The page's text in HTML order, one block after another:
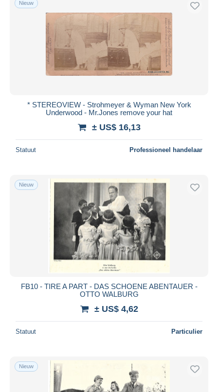
Gratis levering
Betaalmiddelen
Bankoverschrijving
Visa
iDeal
Woonplaats van de verkoper
Toepassen
Nieuw
* STEREOVIEW - Strohmeyer & Wyman New York
Underwood - Mr.Jones remove your hat
± US$ 16,13
Statuut Professioneel handelaar
Nieuw
FB10 - TIRE A PART - DAS SCHOENE ABENTAUER -
OTTO WALBURG
± US$ 4,62
Statuut Particulier
Nieuw